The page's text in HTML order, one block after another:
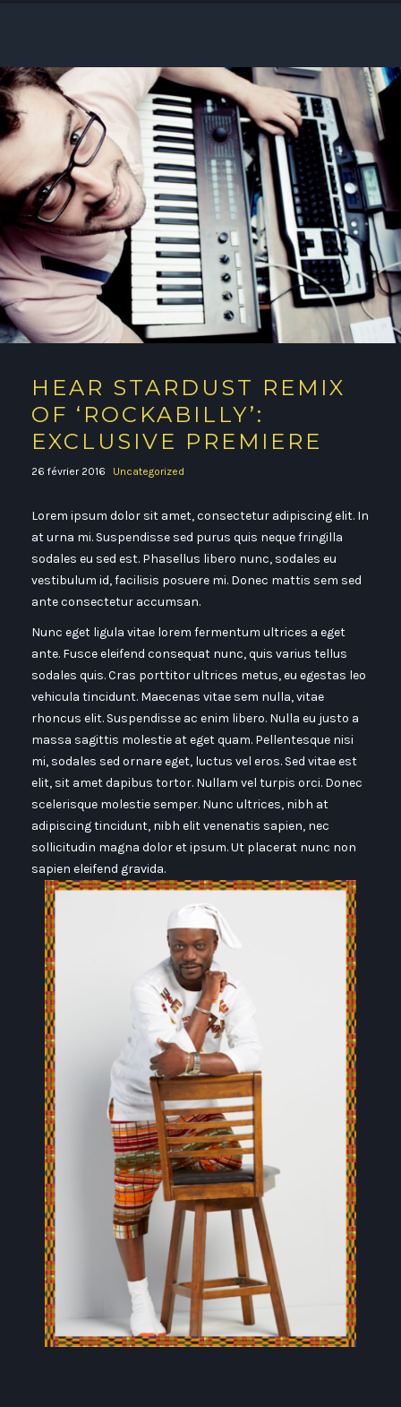
HEAR STARDUST REMIX
OF ‘ROCKABILLY’:
EXCLUSIVE PREMIERE
26 février 2016 Uncategorized
Lorem ipsum dolor sit amet, consectetur adipiscing elit. In
at urna mi. Suspendisse sed purus quis neque fringilla
sodales eu sed est. Phasellus libero nunc, sodales eu
vestibulum id, facilisis posuere mi. Donec mattis sem sed
ante consectetur accumsan.
Nunc eget ligula vitae lorem fermentum ultrices a eget
ante. Fusce eleifend consequat nunc, quis varius tellus
sodales quis. Cras porttitor ultrices metus, eu egestas leo
vehicula tincidunt. Maecenas vitae sem nulla, vitae
rhoncus elit. Suspendisse ac enim libero. Nulla eu justo a
massa sagittis molestie at eget quam. Pellentesque nisi
mi, sodales sed ornare eget, luctus vel eros. Sed vitae est
elit, sit amet dapibus tortor. Nullam vel turpis orci. Donec
scelerisque molestie semper. Nunc ultrices, nibh at
adipiscing tincidunt, nibh elit venenatis sapien, nec
sollicitudin magna dolor et ipsum. Ut placerat nunc non
sapien eleifend gravida.